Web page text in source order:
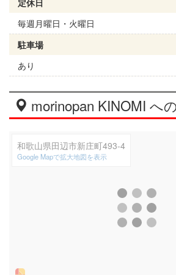
毎週月曜日・火曜日
駐車場
あり
morinopan KINOMI へ
和歌山県田辺市新庄町493-4
Google Mapで拡大地図を表示